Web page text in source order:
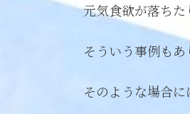
元気食欲が落ち
そういう事例もあ
そのような場合